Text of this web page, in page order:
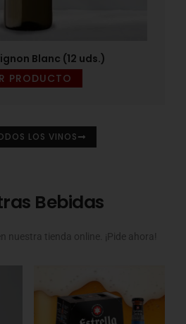
Blanc (12 uds.)
PRODUCTO
LOS VINOS
Bebidas
nuestra tienda online. ¡Pide ahora!